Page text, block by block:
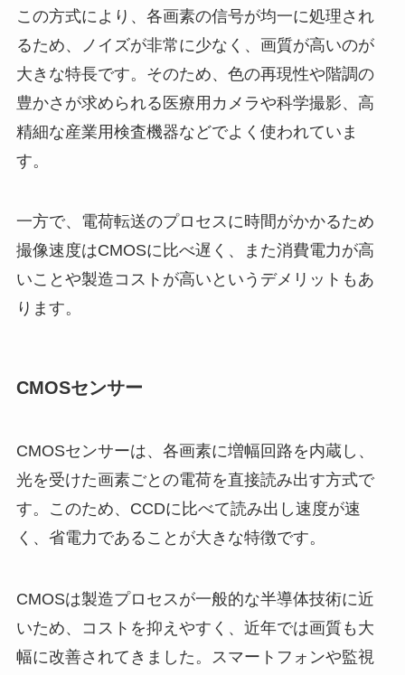
この方式により、各画素の信号が均一に処理され
るため、ノイズが非常に少なく、画質が高いのが
大きな特長です。そのため、色の再現性や階調の
豊かさが求められる医療用カメラや科学撮影、高
精細な産業用検査機器などでよく使われていま
す。
一方で、電荷転送のプロセスに時間がかかるため
撮像速度はCMOSに比べ遅く、また消費電力が高
いことや製造コストが高いというデメリットもあ
ります。
CMOSセンサー
CMOSセンサーは、各画素に増幅回路を内蔵し、
光を受けた画素ごとの電荷を直接読み出す方式で
す。このため、CCDに比べて読み出し速度が速
く、省電力であることが大きな特徴です。
CMOSは製造プロセスが一般的な半導体技術に近
いため、コストを抑えやすく、近年では画質も大
幅に改善されてきました。スマートフォンや監視